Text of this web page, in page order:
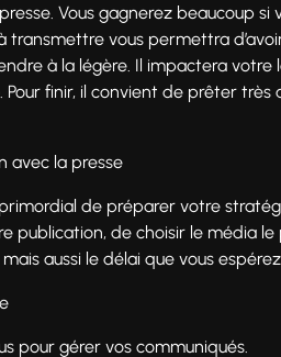
Vous gagnerez beaucoup
transmettre vous permettra
à la légère. Il impactera
Pour finir, il convient de prêter
avec la presse
de préparer votre
publication, de choisir le média
aussi le délai que vous
pour gérer vos communiqués.